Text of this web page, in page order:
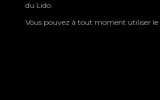
du Lido.
Vous pouvez à tout moment utiliser